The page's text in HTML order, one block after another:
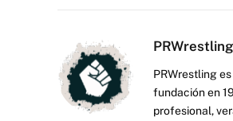
PRWrestling
PRWrestling
fundación en
profesional,